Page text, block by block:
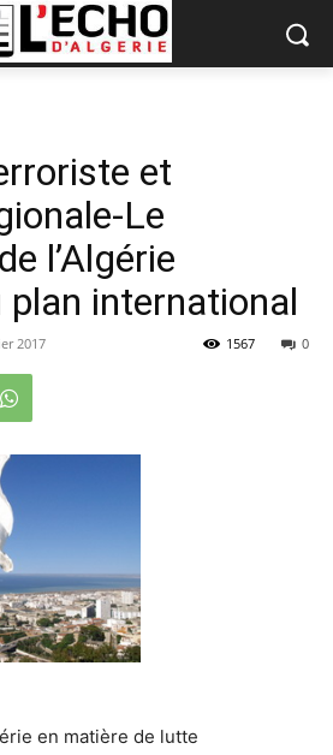
et
Le
l’Algérie
plan international
2017 0
1567
en matière de lutte